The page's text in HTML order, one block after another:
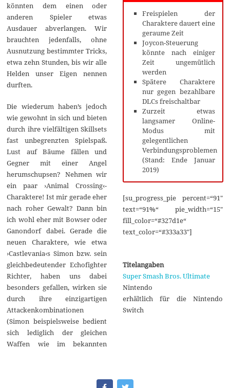
könnten dem einen oder
anderen Spieler etwas
Ausdauer abverlangen. Wir
brauchten jedenfalls, ohne
Ausnutzung bestimmter Tricks,
etwa zehn Stunden, bis wir alle
Helden unser Eigen nennen
durften.
Die wiederum haben’s jedoch
wie gewohnt in sich und bieten
durch ihre vielfältigen Skillsets
fast unbegrenzten Spielspaß.
Lust auf Bäume fällen und
Gegner mit einer Angel
herumschupsen? Nehmen wir
ein paar ›Animal Crossing‹-
Charaktere! Ist mir gerade eher
nach roher Gewalt? Dann bin
ich wohl eher mit Bowser oder
Ganondorf dabei. Gerade die
neuen Charaktere, wie etwa
›Castlevania‹s Simon bzw. sein
gleichbedeutender Echofighter
Richter, haben uns dabei
besonders gefallen, wirken sie
durch ihre einzigartigen
Attackenkombinationen
(Simon beispielsweise bedient
sich lediglich der gleichen
Waffen wie im bekannten
Freispielen der
Charaktere dauert eine
geraume Zeit
Joycon-Steuerung
könnte nach einiger
Zeit ungemütlich
werden
Spätere Charaktere
nur gegen bezahlbare
DLCs freischaltbar
Zurzeit etwas
langsamer Online-
Modus mit
gelegentlichen
Verbindungsproblemen
(Stand: Ende Januar
2019)
[su_progress_pie percent=“91″
text=“91%“ pie_width=“15″
fill_color=“#327d1e“
text_color=“#333a33″]
Titelangaben
Super Smash Bros. Ultimate
Nintendo
erhältlich für die Nintendo
Switch